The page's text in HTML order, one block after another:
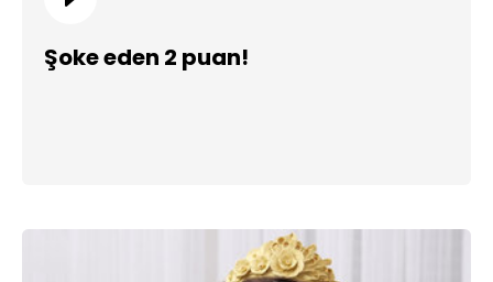
Şoke eden 2 puan!